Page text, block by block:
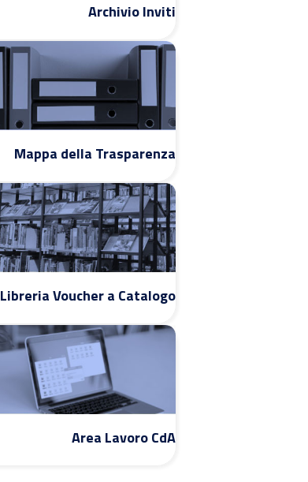
Archivio Inviti
Mappa della Trasparenza
Libreria Voucher a Catalogo
Area Lavoro CdA